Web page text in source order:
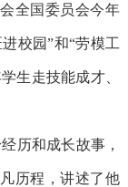
全国委员会今年
校园”和“劳模工
生走技能成才、
历和成长故事，
历程，讲述了他